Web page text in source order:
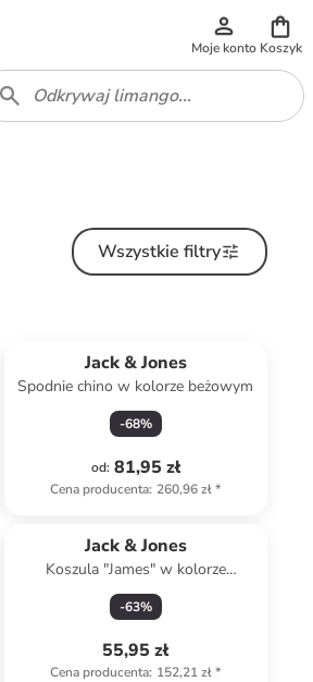
Moje konto Koszyk
Wszystkie filtry
Jack & Jones
Spodnie chino w kolorze beżowym
-68%
od: 81,95 zł
Cena producenta: 260,96 zł*
Jack & Jones
Koszula "James" w kolorze
granatowo-białym
-63%
55,95 zł
Cena producenta: 152,21 zł*